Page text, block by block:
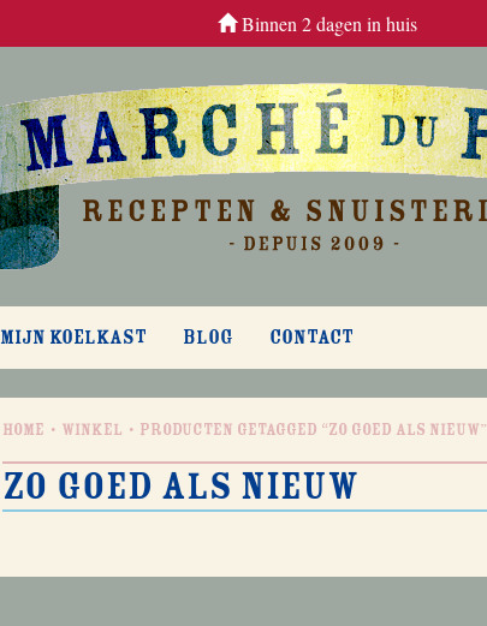
Binnen 2 dagen in huis
MIJN KOELKAST BLOG CONTACT
Home Winkel Producten getagged “zo goed als nieuw”
zo goed als nieuw